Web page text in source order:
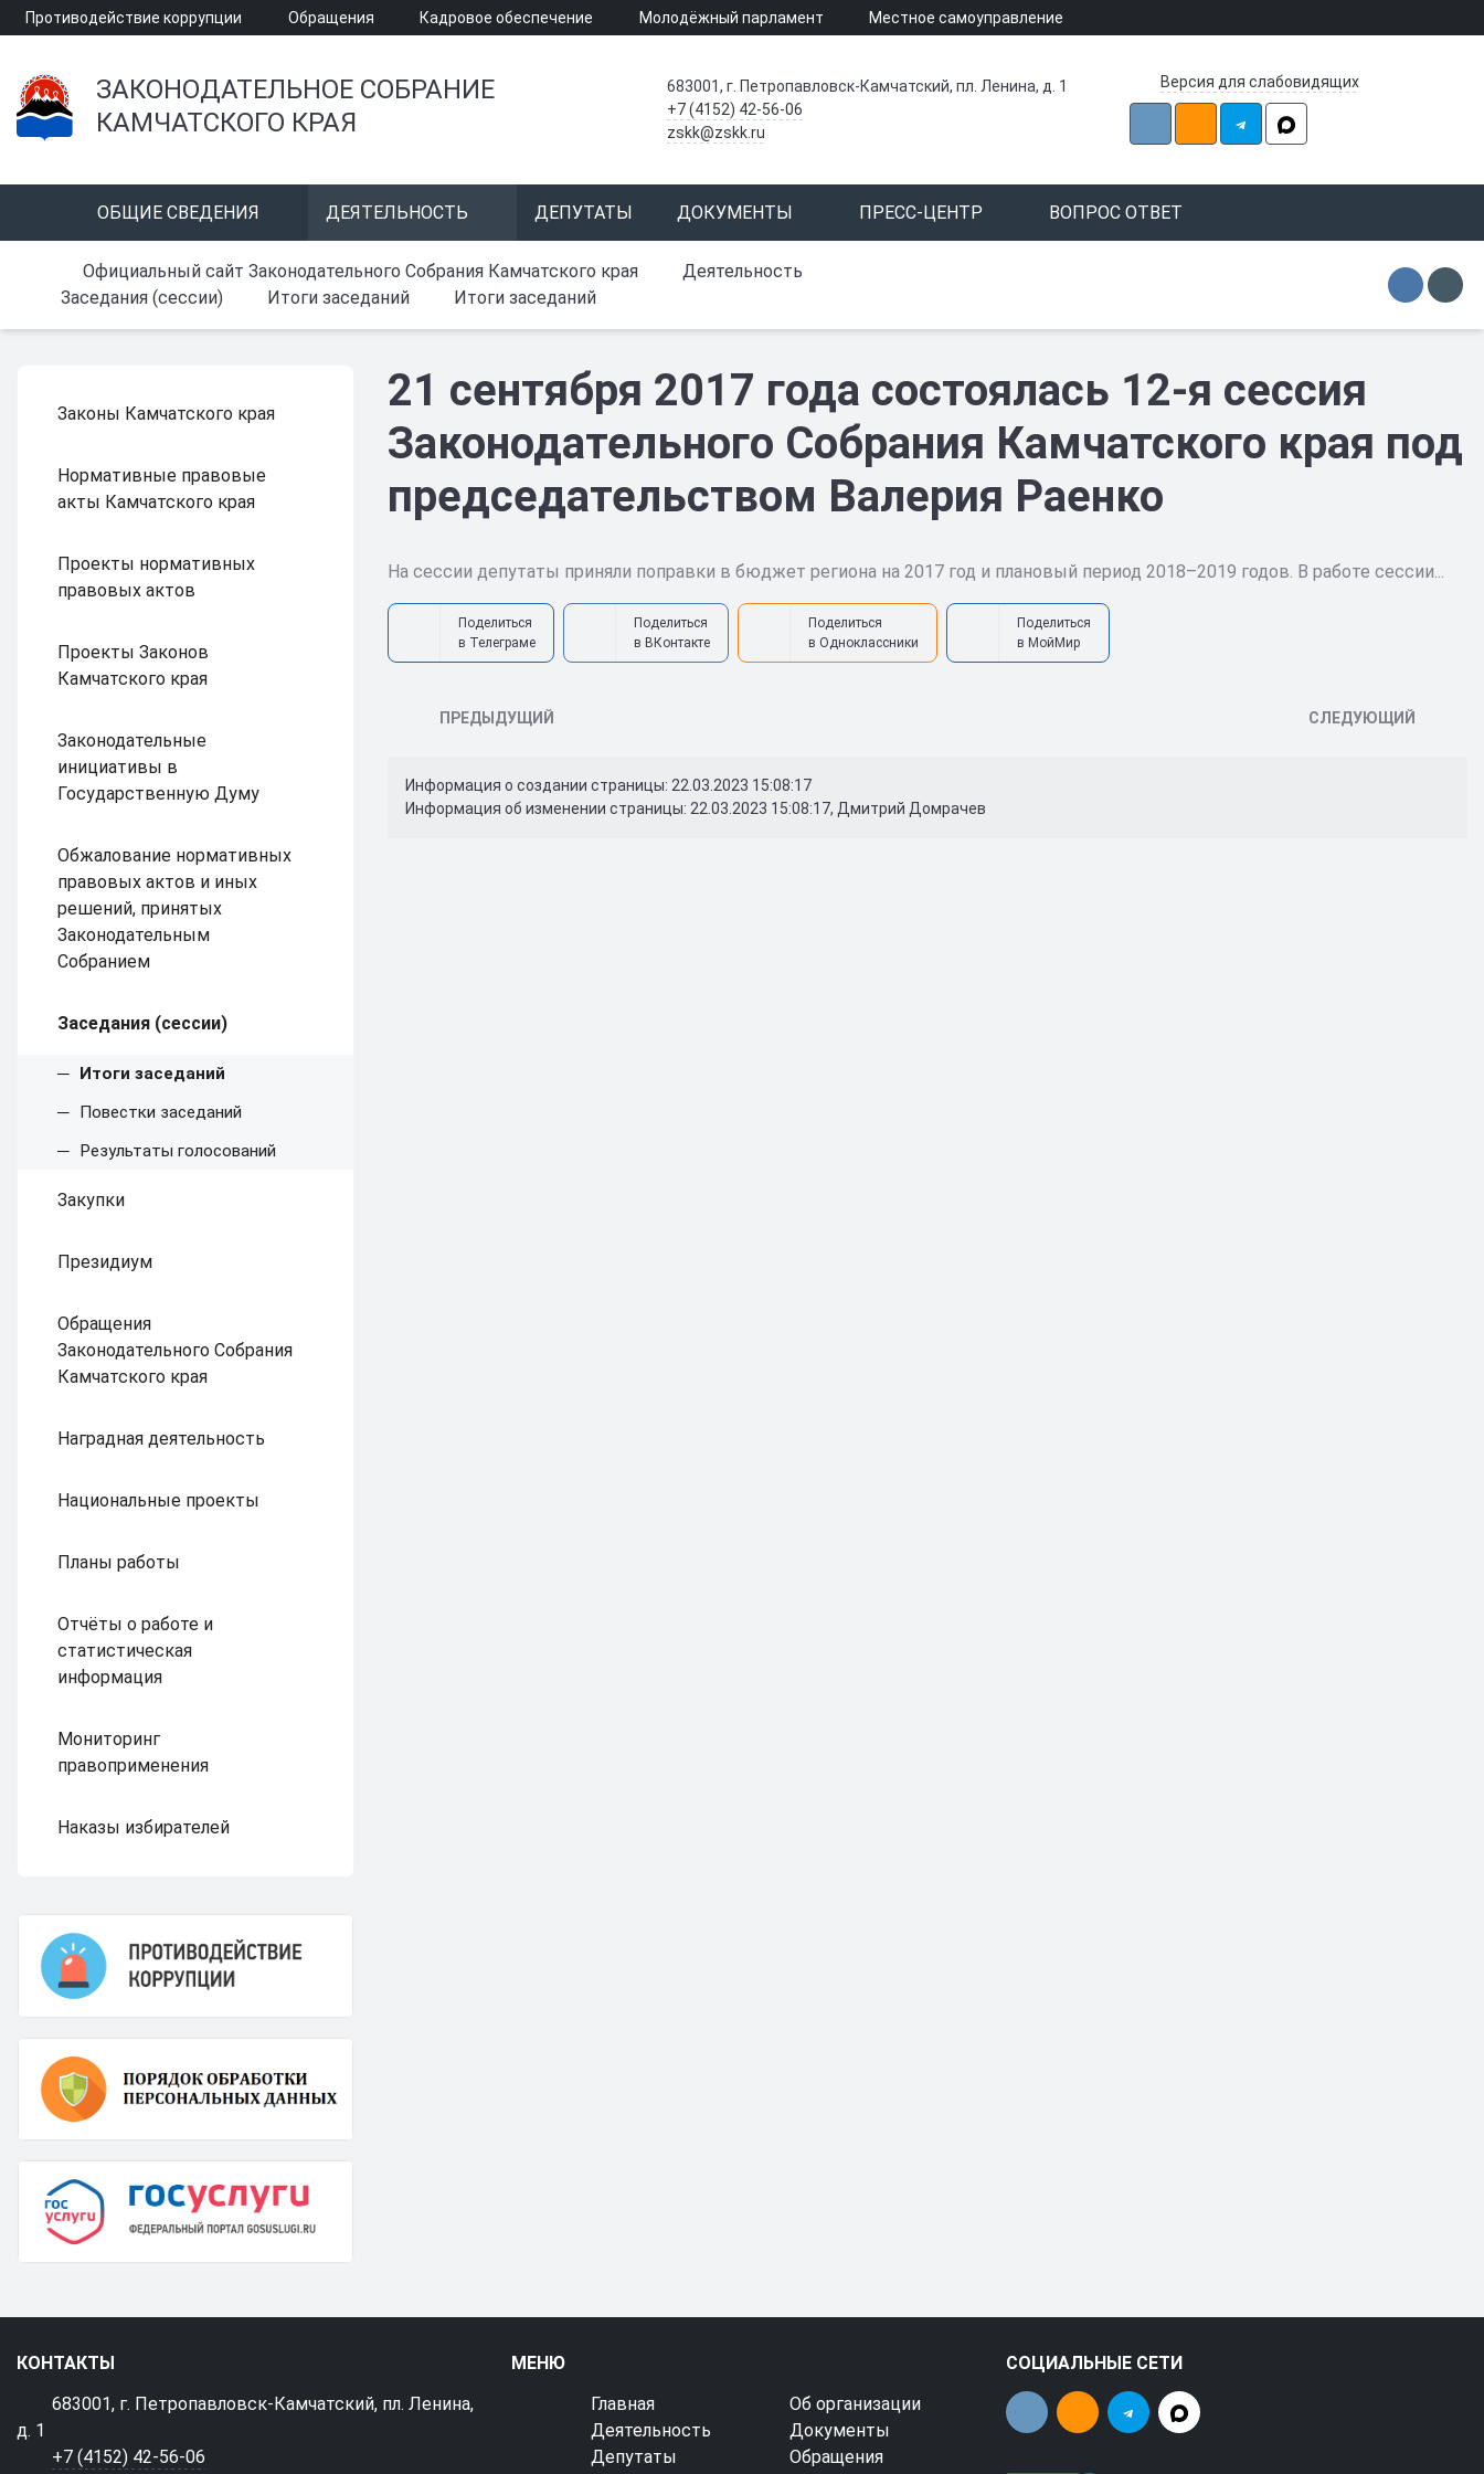
Противодействие коррупции Обращения Кадровое обеспечение Молодёжный парламент Местное самоуправление
ЗАКОНОДАТЕЛЬНОЕ СОБРАНИЕ
КАМЧАТСКОГО КРАЯ
683001, г. Петропавловск-Камчатский, пл. Ленина, д. 1
+7 (4152) 42-56-06
zskk@zskk.ru
Версия для слабовидящих
ОБЩИЕ СВЕДЕНИЯ ДЕЯТЕЛЬНОСТЬ ДЕПУТАТЫ ДОКУМЕНТЫ ПРЕСС-ЦЕНТР ВОПРОС ОТВЕТ
Официальный сайт Законодательного Собрания Камчатского края
Деятельность
Заседания (сессии)
Итоги заседаний Итоги заседаний
Законы Камчатского края
Нормативные правовые
акты Камчатского края
Проекты нормативных
правовых актов
Проекты Законов
Камчатского края
Законодательные
инициативы в
Государственную Думу
Обжалование нормативных
правовых актов и иных
решений, принятых
Законодательным
Собранием
Заседания (сессии)
Итоги заседаний
Повестки заседаний
Результаты голосований
Закупки
Президиум
Обращения
Законодательного Собрания
Камчатского края
Наградная деятельность
Национальные проекты
Планы работы
Отчёты о работе и
статистическая
информация
Мониторинг
правоприменения
Наказы избирателей
21 сентября 2017 года состоялась 12-я сессия
Законодательного Собрания Камчатского края под
председательством Валерия Раенко
На сессии депутаты приняли поправки в бюджет региона на 2017 год и плановый период 2018–2019 годов. В работе сессии...
Поделиться
в Телеграме
Поделиться
в ВКонтакте
Поделиться
в Одноклассники
Поделиться
в МойМир
ПРЕДЫДУЩИЙ СЛЕДУЮЩИЙ
Информация о создании страницы: 22.03.2023 15:08:17
Информация об изменении страницы: 22.03.2023 15:08:17, Дмитрий Домрачев
КОНТАКТЫ
683001, г. Петропавловск-Камчатский, пл. Ленина,
д. 1
+7 (4152) 42-56-06
МЕНЮ
Главная
Об организации
Деятельность
Документы
Депутаты
Обращения
СОЦИАЛЬНЫЕ СЕТИ